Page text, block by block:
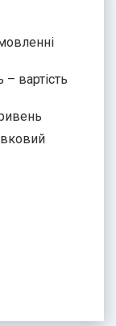
вартість